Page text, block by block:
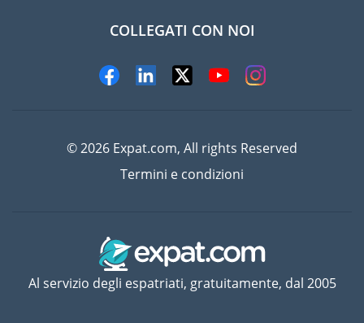
COLLEGATI CON NOI
© 2026 Expat.com, All rights Reserved
Termini e condizioni
Al servizio degli espatriati, gratuitamente, dal 2005